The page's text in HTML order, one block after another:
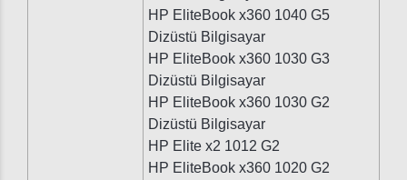
HP EliteBook x360 1040 G5
Dizüstü Bilgisayar
HP EliteBook x360 1030 G3
Dizüstü Bilgisayar
HP EliteBook x360 1030 G2
Dizüstü Bilgisayar
HP Elite x2 1012 G2
HP EliteBook x360 1020 G2